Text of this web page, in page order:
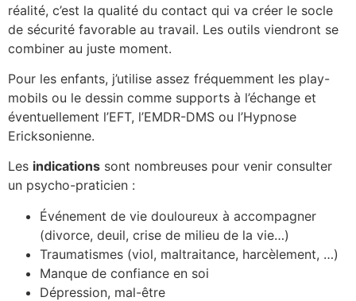
réalité, c’est la qualité du contact qui va créer le socle
de sécurité favorable au travail. Les outils viendront se
combiner au juste moment.
Pour les enfants, j’utilise assez fréquemment les play-
mobils ou le dessin comme supports à l’échange et
éventuellement l’EFT, l’EMDR-DMS ou l’Hypnose
Ericksonienne.
Les indications sont nombreuses pour venir consulter
un psycho-praticien :
Événement de vie douloureux à accompagner
(divorce, deuil, crise de milieu de la vie…)
Traumatismes (viol, maltraitance, harcèlement, …)
Manque de confiance en soi
Dépression, mal-être